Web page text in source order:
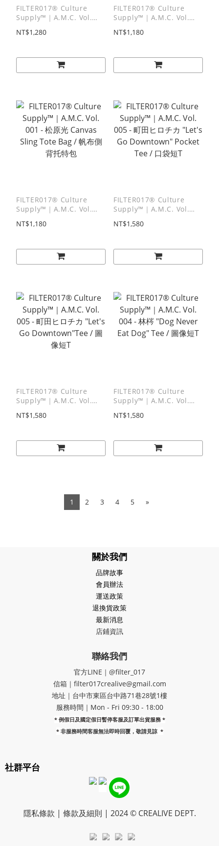
FILTER017® Culture
Supply™｜A.M.C. Vol.
Drawstring Tote Bag / 水
NT$1,280
FILTER017® Culture
Supply™｜A.M.C. Vol.
Sling Tote Bag / 帆布側背
NT$1,180
FILTER017® Culture
Supply™｜A.M.C. Vol.
Sling Tote Bag / 帆布側背
NT$1,180
FILTER017® Culture
Supply™｜A.M.C. Vol.
Go Downtown" Pocket
NT$1,580
FILTER017® Culture
Supply™｜A.M.C. Vol.
Go Downtown"Tee / 圖像
NT$1,580
FILTER017® Culture
Supply™｜A.M.C. Vol.
Eat Dog" Tee / 圖像短T
NT$1,580
1 2 3 4 5 »
關於我們
品牌故事
會員辦法
運送政策
退換貨政策
最新消息
店鋪資訊
聯絡我們
官方LINE｜@filter_017
信箱｜filter017crealive@gmail.com
地址｜​台中市東區台中路71巷28號1樓
服務時間｜Mon - Fri 09:30 - 18:00
* 例假日及國定假日暫停客服及訂單出貨服務 *
* 非服務時間客服無法即時回覆，敬請見諒 *
社群平台
隱私條款 | 條款及細則 | 2024 © CREALIVE DEPT.